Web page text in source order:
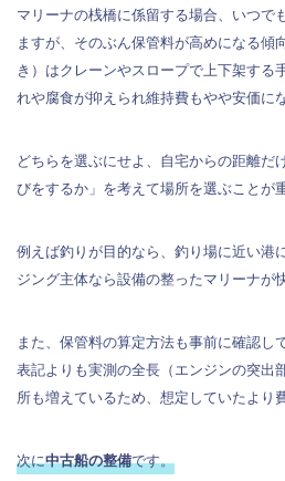
マリーナの桟橋に係留する場合、いつで
ますが、そのぶん保管料が高めになる傾
き）はクレーンやスロープで上下架する
れや腐食が抑えられ維持費もやや安価に
どちらを選ぶにせよ、自宅からの距離だ
びをするか」を考えて場所を選ぶことが
例えば釣りが目的なら、釣り場に近い港
ジング主体なら設備の整ったマリーナが
また、保管料の算定方法も事前に確認し
表記よりも実測の全長（エンジンの突出
所も増えているため、想定していたより
次に中古船の整備です。